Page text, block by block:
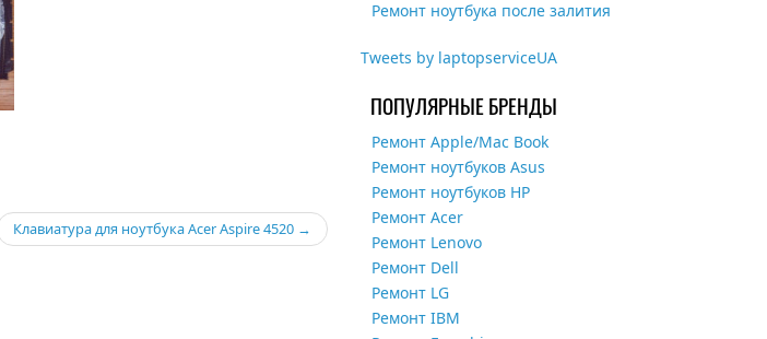
Клавиатура для ноутбука Acer Aspire 4520
Ремонт ноутбука после залития
Tweets by laptopserviceUA
ПОПУЛЯРНЫЕ БРЕНДЫ
Ремонт Apple/Mac Book
Ремонт ноутбуков Asus
Ремонт ноутбуков HP
Ремонт Acer
Ремонт Lenovo
Ремонт Dell
Ремонт LG
Ремонт IBM